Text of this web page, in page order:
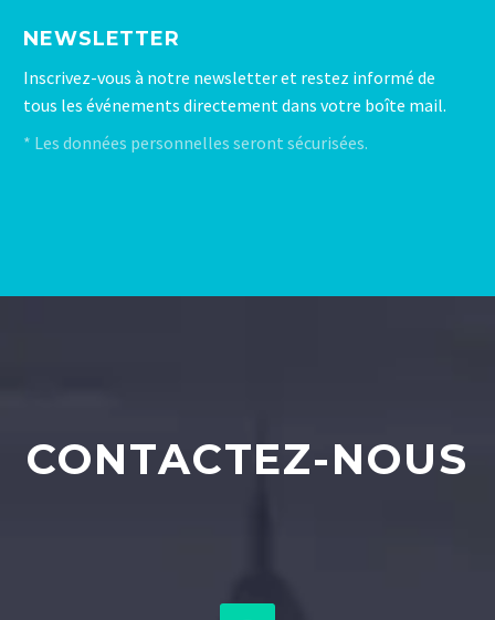
NEWSLETTER
Inscrivez-vous à notre newsletter et restez informé de
tous les événements directement dans votre boîte mail.
* Les données personnelles seront sécurisées.
CONTACTEZ-NOUS